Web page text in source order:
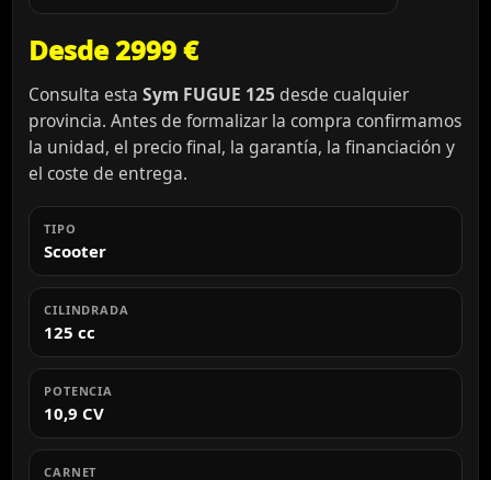
Desde 2999 €
Consulta esta Sym FUGUE 125 desde cualquier
provincia. Antes de formalizar la compra confirmamos
la unidad, el precio final, la garantía, la financiación y
el coste de entrega.
TIPO
Scooter
CILINDRADA
125 cc
POTENCIA
10,9 CV
CARNET